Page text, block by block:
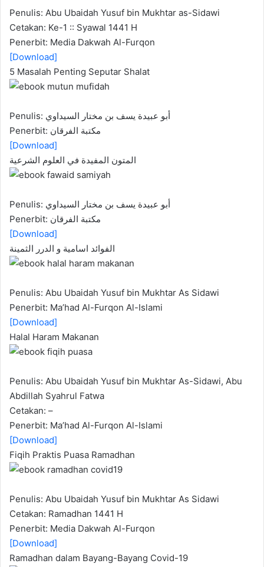
Penulis: Abu Ubaidah Yusuf bin Mukhtar as-Sidawi
Cetakan: Ke-1 :: Syawal 1441 H
Penerbit: Media Dakwah Al-Furqon
[Download]
5 Masalah Penting Seputar Shalat
Penulis: أبو عبيدة يسف بن مختار السيداوي
Penerbit: مكتبة الفرقان
[Download]
المتون المفيدة في العلوم الشرعية
Penulis: أبو عبيدة يسف بن مختار السيداوي
Penerbit: مكتبة الفرقان
[Download]
الفوائد اسامية و الدرر الثمينة
Penulis: Abu Ubaidah Yusuf bin Mukhtar As Sidawi
Penerbit: Ma’had Al-Furqon Al-Islami
[Download]
Halal Haram Makanan
Penulis: Abu Ubaidah Yusuf bin Mukhtar As-Sidawi, Abu
Abdillah Syahrul Fatwa
Cetakan: –
Penerbit: Ma’had Al-Furqon Al-Islami
[Download]
Fiqih Praktis Puasa Ramadhan
Penulis: Abu Ubaidah Yusuf bin Mukhtar As Sidawi
Cetakan: Ramadhan 1441 H
Penerbit: Media Dakwah Al-Furqon
[Download]
Ramadhan dalam Bayang-Bayang Covid-19